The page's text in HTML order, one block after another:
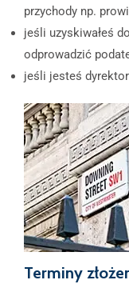
przychody np.
jeśli uzyskiwałeś
odprowadzić
jeśli jesteś
Terminy